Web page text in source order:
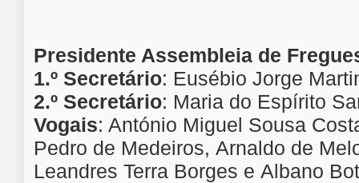
Presidente Assembleia de
1.º Secretário: Eusébio Jorge
2.º Secretário: Maria do Espírito
Vogais: António Miguel Sousa
Pedro de Medeiros, Arnaldo de
Leandres Terra Borges e Albano